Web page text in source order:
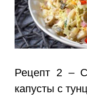
Рецепт 2 –
капусты с